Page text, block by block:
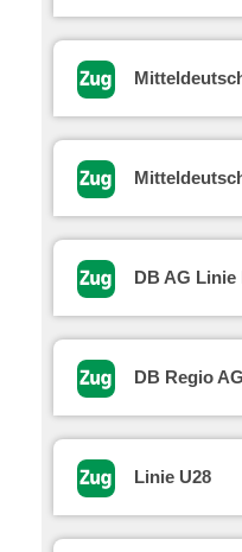
DB AG Linie
DB Regio
Linie U28